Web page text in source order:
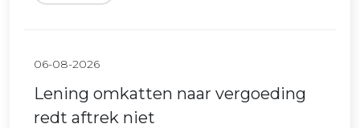
06-08-2026
Lening omkatten naar vergoeding
redt aftrek niet